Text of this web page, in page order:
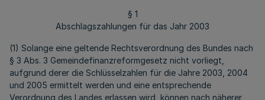
§ 1
Abschlagszahlungen für das Jahr 2003
(1) Solange eine geltende Rechtsverordnung des Bundes nach
§ 3 Abs. 3 Gemeindefinanzreformgesetz nicht vorliegt,
aufgrund derer die Schlüsselzahlen für die Jahre 2003, 2004
und 2005 ermittelt werden und eine entsprechende
Verordnung des Landes erlassen wird, können nach näherer